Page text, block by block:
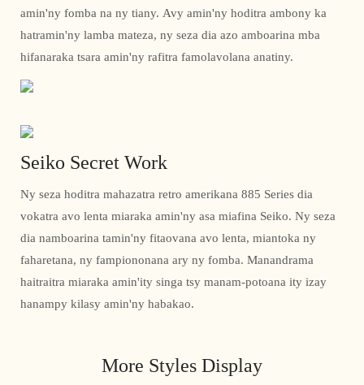
amin'ny fomba na ny tiany. Avy amin'ny hoditra ambony ka
hatramin'ny lamba mateza, ny seza dia azo amboarina mba
hifanaraka tsara amin'ny rafitra famolavolana anatiny.
Seiko Secret Work
Ny seza hoditra mahazatra retro amerikana 885 Series dia
vokatra avo lenta miaraka amin'ny asa miafina Seiko. Ny seza
dia namboarina tamin'ny fitaovana avo lenta, miantoka ny
faharetana, ny fampiononana ary ny fomba. Manandrama
haitraitra miaraka amin'ity singa tsy manam-potoana ity izay
hanampy kilasy amin'ny habakao.
More Styles Display